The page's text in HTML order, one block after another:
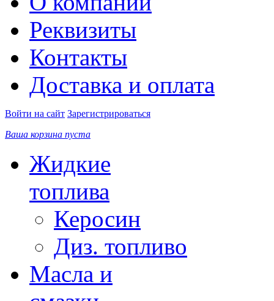
Реквизиты
Контакты
Доставка и оплата
Войти на сайт Зарегистрироваться
Ваша корзина пуста
Жидкие
топлива
Керосин
Диз. топливо
Масла и